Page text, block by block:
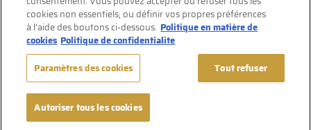
Suivez-nous sur Facebook
cookies non essentiels, ou définir vos propres préférences
à l’aide des boutons ci-dessous. Politique en matière de
cookies Politique de confidentialite
Paramètres des cookies
Tout refuser
Autoriser tous les cookies